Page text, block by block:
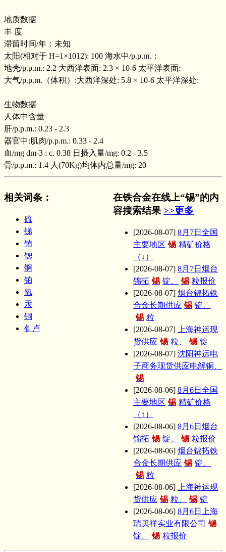
地质数据
丰 度
滞留时间/年：未知
太阳(相对于 H=1×1012): 100 海水中/p.p.m.：
地壳/p.p.m.: 2.2 大西洋表面: 2.3 × 10-6 太平洋表面:
大气/p.p.m.（体积）:大西洋深处: 5.8 × 10-6 太平洋深处:
生物数据
人体中含量
肝/p.p.m.: 0.23 - 2.3
器官中:肌肉/p.p.m.: 0.33 - 2.4
血/mg dm-3 : c. 0.38 日摄入量/mg: 0.2 - 3.5
骨/p.p.m.: 1.4 人(70Kg)均体内总量/mg: 20
相关词条 ：
硫
锑
铕
锶
锕
铂
氧
汞
铜
钅卢
在铁合金在线上“锡”的内
容搜索结果 >>更多
[2026-08-07] 8月7日全国
主要地区 锡 精矿价格
（↓）
[2026-08-07] 8月7日烟台
锦拓 锡 锭、 锡 粒报价
[2026-08-07] 烟台锦拓铁
合金长期供应 锡 锭、
锡 粒
[2026-08-07]
上海神运现
货供应 锡 粒、 锡 锭
[2026-08-07] 沈阳神运电
子商务现货供应电解铜、
锡
[2026-08-06] 8月6日全国
主要地区 锡 精矿价格
（↑）
[2026-08-06] 8月6日烟台
锦拓 锡 锭、 锡 粒报价
[2026-08-06] 烟台锦拓铁
合金长期供应 锡 锭、
锡 粒
[2026-08-06]
上海神运现
货供应 锡 粒、 锡 锭
[2026-08-06] 8月6日上海
瑞贝祥实业有限公司 锡
锭、
锡 粒报价